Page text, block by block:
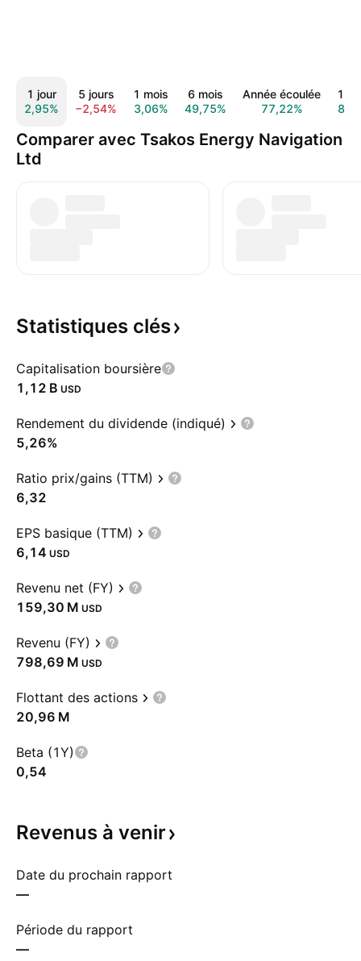
1 jour
2,95%
5 jours
−2,54%
1 mois
3,06%
6 mois
49,75%
Année écoulée
77,22%
1
Comparer avec Tsakos Energy Navigation
Ltd
Statistiques clés
Capitalisation boursière
‪1,12 B‬ USD
Rendement du dividende (indiqué)
5,26%
Ratio prix/gains (TTM)
6,32
EPS basique (TTM)
6,14 USD
Revenu net (FY)
‪159,30 M‬ USD
Revenu (FY)
‪798,69 M‬ USD
Flottant des actions
‪20,96 M‬
Beta (1Y)
0,54
Revenus à venir
Date du prochain rapport
—
Période du rapport
—